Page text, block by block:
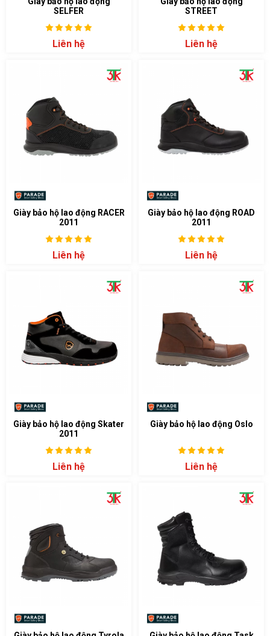
SELFER
Liên hệ
STREET
Liên hệ
Giày bảo hộ lao động RACER
2011
Liên hệ
Giày bảo hộ lao động ROAD
2011
Liên hệ
Giày bảo hộ lao động Skater
2011
Liên hệ
Giày bảo hộ lao động Oslo
Liên hệ